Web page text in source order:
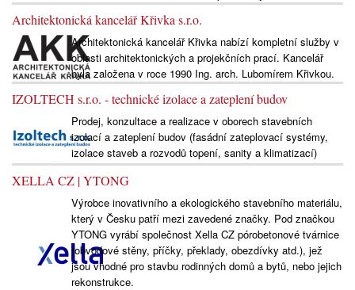
Architektonická kancelář Křivka s.r.o.
Architektonická kancelář Křivka nabízí kompletní služby v
oblasti architektonických a projekčních prací. Kancelář
byla založena v roce 1990 Ing. arch. Lubomírem Křivkou.
IZOLTECH s.r.o. - technické izolace a zateplení budov
Prodej, konzultace a realizace v oborech stavebních
izolací a zateplení budov (fasádní zateplovací systémy,
izolace staveb a rozvodů topení, sanity a klimatizací)
XELLA CZ | YTONG
Výrobce inovativního a ekologického stavebního materiálu,
který v Česku patří mezi zavedené značky. Pod značkou
YTONG vyrábí společnost Xella CZ pórobetonové tvárnice
(obvodové stěny, příčky, překlady, obezdívky atd.), jež
jsou vhodné pro stavbu rodinných domů a bytů, nebo jejich
rekonstrukce.